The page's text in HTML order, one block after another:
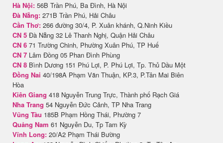
Hà Nội: 56B Trần Phú, Ba Đình, Hà Nội
Đà Nẵng: 271B Trần Phú, Hải Châu
Cần Thơ: 266 đường 30/4, P. Xuân khánh, Q.Ninh Kiều
CN 5 Đà Nẵng 32 Lê Thanh Nghị, Quận Hải Châu
CN 6 71 Trường Chinh, Phường Xuân Phú, TP Huế
CN 7 Lâm Đồng 05 Phan Đình Phùng
CN 8 Bình Dương 151 Phú Lợi, P. Phú Lợi, Tp. Thủ Dầu Một
Đồng Nai 40/198A Phạm Văn Thuận, KP.3, P.Tân Mai Biên
Hòa
Kiên Giang 418 Nguyễn Trung Trực, Thành phố Rạch Giá
Nha Trang 54 Nguyễn Đức Cảnh, TP Nha Trang
Vũng Tàu 185B Phạm Hồng Thái, Phường 7
Quảng Nam 61 Nguyễn Du, Tp Tam Kỳ
Vĩnh Long: 20/A2 Phạm Thái Bường